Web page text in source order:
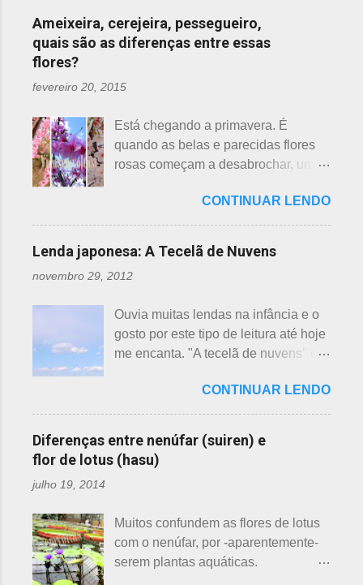
Ameixeira, cerejeira, pessegueiro,
quais são as diferenças entre essas
flores?
fevereiro 20, 2015
Está chegando a primavera. É
quando as belas e parecidas flores
rosas começam a desabrochar, uma
fevereiro, a segunda em março e, no
final de março até abril, as cerejeiras.
Lembrando que o clima pode
ou atrasando a florescência. Também
identificação ou com o nome das
flores, pelas cores e algumas
semelhanças. Saiba como identificar
parecidas: - Ameixeira - Ume 梅 A
primeira a florescer é a ameixeira.
Particularmente, dessas 3 flores,
gosto mais da ameixeira. O período
Ameixeiras não tem caule e as flores
brotam diretamente dos ramos. Cada
junta no botão tem apenas uma flor e
é relativamente espaçoso. As pétalas
CONTINUAR LENDO
Lenda japonesa: A Tecelã de Nuvens
novembro 29, 2012
Ouvia muitas lendas na infância e o
gosto por este tipo de leitura até hoje
me encanta. "A tecelã de nuvens" é
japonesas e - embora muitos
conheçam - compartilho aos que
ainda não tiveram essa
oportunidade. A tecelã de nuvens Há
muito tempo atrás, na terra do sol
suas terras para o plantio. Sozinho
no mundo e muito triste, pois a mãe,
que era tecelã, havia falecido
CONTINUAR LENDO
Diferenças entre nenúfar (suiren) e
flor de lotus (hasu)
julho 19, 2014
Muitos confundem as flores de lotus
com o nenúfar, por -aparentemente-
serem plantas aquáticas.